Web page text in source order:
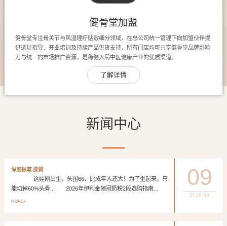
健骨堂加盟
健骨堂专注骨关节与风湿理疗贴敷细分领域，在总公司统一管理下向加盟伙伴提
供选址指导、开业培训及持续产品供货支持，所有门店均可共享健骨堂品牌影响
力与统一的市场推广资源，是稳健入局中医健康产业的优质渠道。
了解详情
新闻中心
深度报道-搜狐
这娃刚出生，头围66，比成年人还大！为了坐起来，只
能切掉60%头骨... 2026年伊利金领冠奶粉2段选购指南...
MORE+
09
2026-08